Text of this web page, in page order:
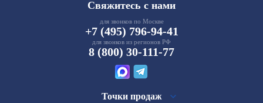
Свяжитесь с нами
для звонков по Москве
+7 (495) 796-94-41
для звонков из регионов РФ
8 (800) 30-111-77
Точки продаж